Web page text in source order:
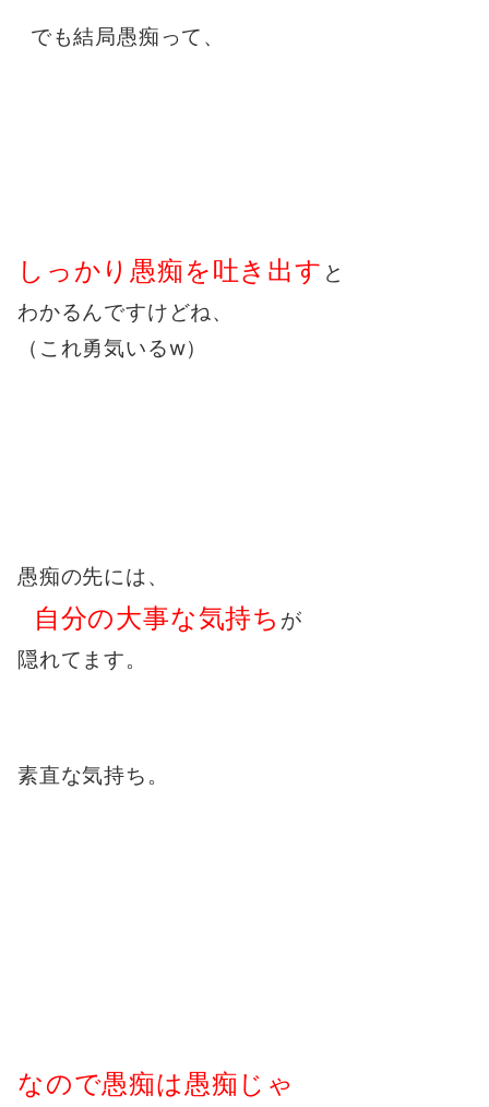
でも結局愚痴って、
しっかり愚痴を吐き出す と
わかるんですけどね、
（これ勇気いるw）
愚痴の先には、
自分の大事な気持ち が
隠れてます。
素直な気持ち。
なので愚痴は愚痴じゃ